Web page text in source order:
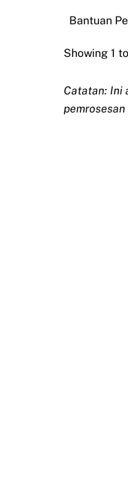
Bantuan
Showing 1
Catatan: Ini
pemrosesan